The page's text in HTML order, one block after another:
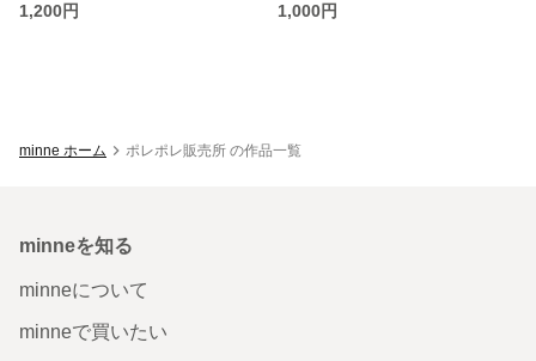
1,200円 1,000円
minne ホーム ポレポレ販売所 の作品一覧
minneを知る
minneについて
minneで買いたい